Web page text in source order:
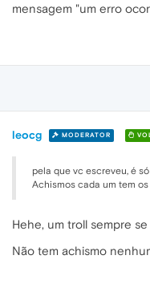
mensagem "um erro
leocg MODERATOR
pela que vc escreveu, é
Achismos cada um tem os
Hehe, um troll sempre
Não tem achismo